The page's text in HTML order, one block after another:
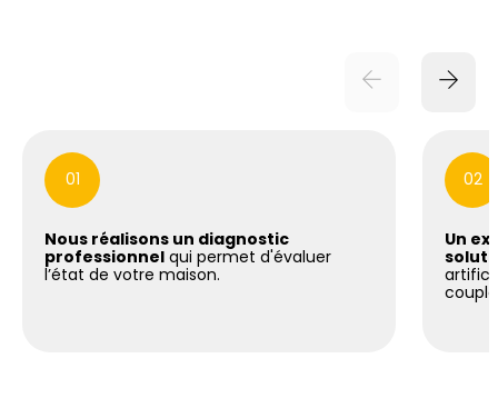
01
Nous réalisons un diagnostic
professionnel qui permet d'évaluer
l’état de votre maison.
02
Un